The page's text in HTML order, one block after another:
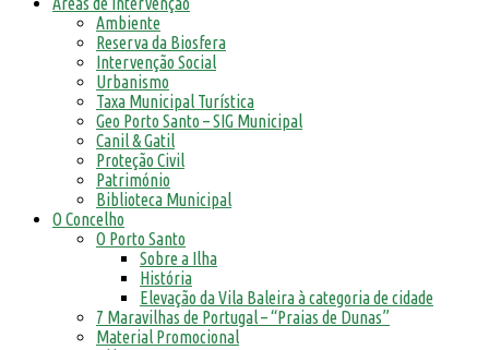
Ambiente
Reserva da Biosfera
Intervenção Social
Urbanismo
Taxa Municipal Turística
Geo Porto Santo – SIG Municipal
Canil & Gatil
Proteção Civil
Património
Biblioteca Municipal
O Concelho
O Porto Santo
Sobre a Ilha
História
Elevação da Vila Baleira à categoria de cidade
7 Maravilhas de Portugal – “Praias de Dunas”
Material Promocional